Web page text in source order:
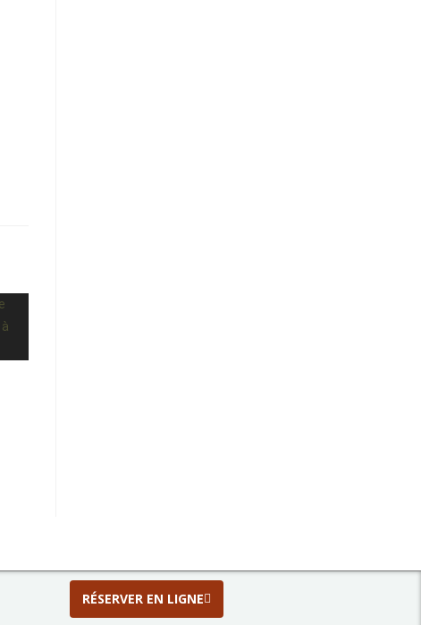
RÉSERVER EN LIGNE